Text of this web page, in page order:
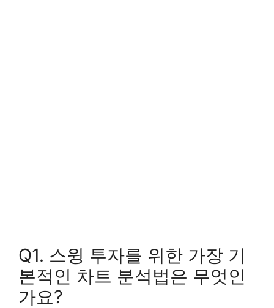
Q1. 스윙 투자를 위한 가장 기
본적인 차트 분석법은 무엇인
가요?